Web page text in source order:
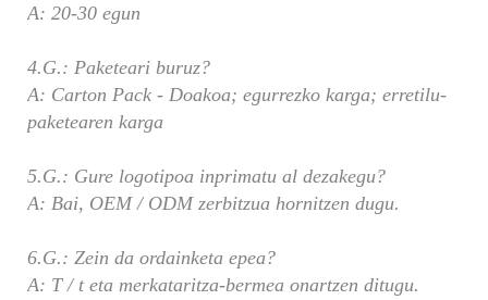
A: 20-30 egun
4.G.: Paketeari buruz?
A: Carton Pack - Doakoa; egurrezko karga; erretilu-
paketearen karga
5.G.: Gure logotipoa inprimatu al dezakegu?
A: Bai, OEM / ODM zerbitzua hornitzen dugu.
6.G.: Zein da ordainketa epea?
A: T / t eta merkataritza-bermea onartzen ditugu.